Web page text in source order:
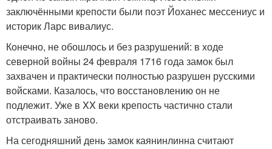
заключёнными крепости были поэт Йоханес мессениус и
историк Ларс вивалиус.
Конечно, не обошлось и без разрушений: в ходе
северной войны 24 февраля 1716 года замок был
захвачен и практически полностью разрушен русскими
войсками. Казалось, что восстановлению он не
подлежит. Уже в XX веки крепость частично стали
отстраивать заново.
На сегодняшний день замок каянинлинна считают